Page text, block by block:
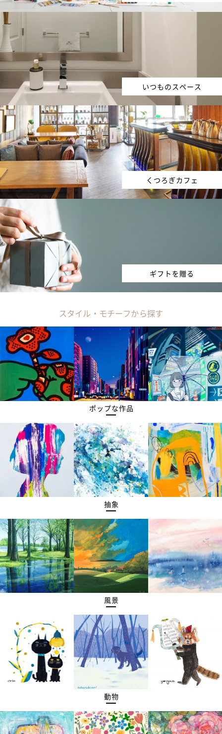
いつものスペース
くつろぎカフェ
ギフトを贈る
スタイル・モチーフから探す
ポップな作品
抽象
風景
動物